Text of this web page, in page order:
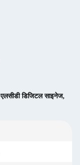
डिजिटल साइनेज,